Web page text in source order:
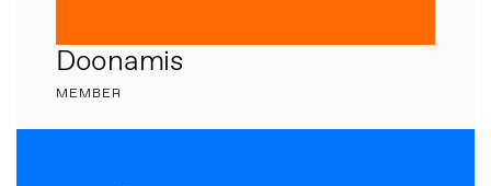
Doonamis
MEMBER